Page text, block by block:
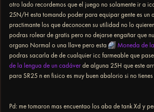
otro lado recordemos que el juego no solamente ir a
25N/H esta tomando poder para equipar gente es un
practimante los que deconocen su utilidad no lo
podras rolear de gratis pero no dejarse engañar que
organo Normal o una llave pero esta
Moneda de
podras sacarla de de cualquier icc farmeable que
de la lengua de un cadáver de alguna 25H que este
para SR25 n en fisico es muy buen abalorio si no
Pd: me tomaron mas encuentao los aba de tank Xd y